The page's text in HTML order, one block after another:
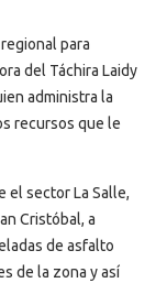
para
del Táchira Laidy
administra la
recursos que le
el sector La Salle,
Cristóbal, a
de asfalto
de la zona y así